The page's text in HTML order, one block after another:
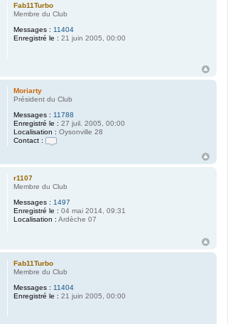
Fab11Turbo
Membre du Club
Messages : 11404
Enregistré le : 21 juin 2005, 00:00
Moriarty
Président du Club
Messages : 11788
Enregistré le : 27 juil. 2005, 00:00
Localisation : Oysonville 28
Contact :
n
a
t
e
r
i
r
y
r1107
Membre du Club
Messages : 1497
Enregistré le : 04 mai 2014, 09:31
Localisation : Ardèche 07
Fab11Turbo
Membre du Club
Messages : 11404
Enregistré le : 21 juin 2005, 00:00